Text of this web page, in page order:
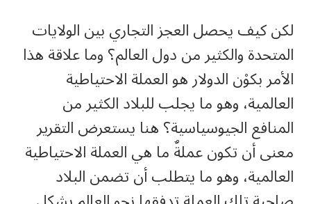
لكن كيف يحصل العجز التجاري بين الولايات
المتحدة والكثير من دول العالم؟ وما علاقة هذا
الأمر بكوْن الدولار هو العملة الاحتياطية
العالمية، وهو ما يجلب للبلاد الكثير من
المنافع الجيوسياسية؟ هنا يستعرض التقرير
معنى أن تكون عملةٌ ما هي العملة الاحتياطية
العالمية، وهو ما يتطلب أن تضمن البلاد